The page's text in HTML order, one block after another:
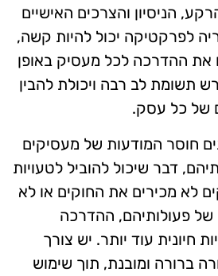
הניסיון והצרכים האישיים
לפרקטיקה יכול להיות קשה,
את ההדרכה לכל מעסיק באופן
תשומת לב רבה ויכולת להבין
של כל עסק.
חוסר המודעות של מעסיקים
דבר שיכול להוביל לטעויות
לא מכירים את החוקים או לא
פעולותיהם, ההדרכה
חיונית עוד יותר. יש צורך
ברורה ומובנת, תוך שימוש